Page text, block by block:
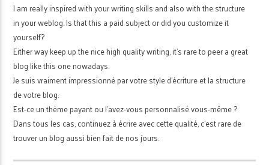
I am really inspired with your writing skills and also with the structure
in your weblog. Is that this a paid subject or did you customize it
yourself?
Either way keep up the nice high quality writing, it’s rare to peer a great
blog like this one nowadays.
Je suis vraiment impressionné par votre style d’écriture et la structure
de votre blog.
Est-ce un thème payant ou l’avez-vous personnalisé vous-même ?
Dans tous les cas, continuez à écrire avec cette qualité, c’est rare de
trouver un blog aussi bien fait de nos jours.